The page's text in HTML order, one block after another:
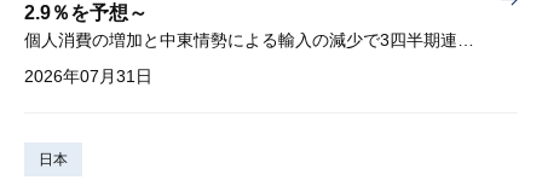
2.9％を予想～
個人消費の増加と中東情勢による輸入の減少で3四半期連続プラス
2026年07月31日
日本